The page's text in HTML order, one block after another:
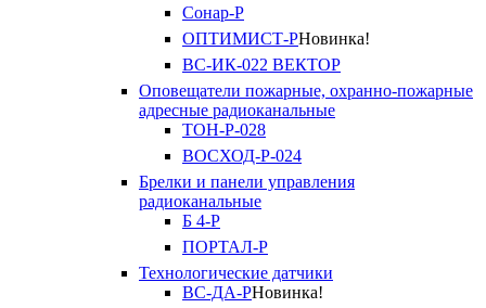
Сонар-Р
ОПТИМИСТ-РНовинка!
ВС-ИК-022 ВЕКТОР
Оповещатели пожарные, охранно-пожарные
адресные радиоканальные
ТОН-Р-028
ВОСХОД-Р-024
Брелки и панели управления
радиоканальные
Б 4-Р
ПОРТАЛ-Р
Технологические датчики
ВС-ДА-РНовинка!